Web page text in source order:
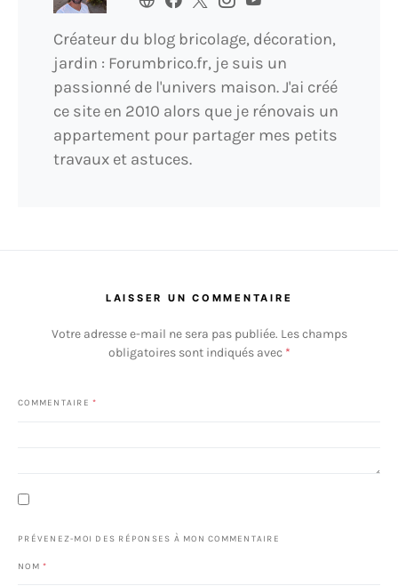
Créateur du blog bricolage, décoration,
jardin : Forumbrico.fr, je suis un
passionné de l'univers maison. J'ai créé
ce site en 2010 alors que je rénovais un
appartement pour partager mes petits
travaux et astuces.
LAISSER UN COMMENTAIRE
Votre adresse e-mail ne sera pas publiée. Les champs
obligatoires sont indiqués avec *
COMMENTAIRE *
PRÉVENEZ-MOI DES RÉPONSES À MON COMMENTAIRE
NOM *